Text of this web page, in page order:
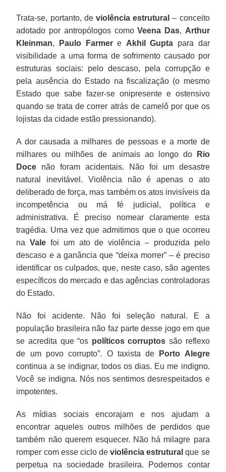
Trata-se, portanto, de violência estrutural – conceito
adotado por antropólogos comoVeena Das, Arthur
Kleinman, Paulo Farmere Akhil Gupta para dar
visibilidade a uma forma de sofrimento causado por
estruturas sociais: pelo descaso, pela corrupção e
pela ausência do Estado na fiscalização (o mesmo
Estado que sabe fazer-se onipresente e ostensivo
quando se trata de correr atrás de camelô por que os
lojistas da cidade estão pressionando).
A dor causada a milhares de pessoas e a morte de
milhares ou milhões de animais ao longo do
Rio
Doce não foram acidentais. Não foi um desastre
natural inevitável. Violência não é apenas o ato
deliberado de força, mas também os atos invisíveis da
incompetência ou má fé judicial, política e
administrativa. É preciso nomear claramente esta
tragédia. Uma vez que admitimos que o que ocorreu
naVale foi um ato de violência – produzida pelo
descaso e a ganância que “deixa morrer” – é preciso
identificar os culpados, que, neste caso, são agentes
específicos do mercado e das agências controladoras
do Estado.
Não foi acidente. Não foi seleção natural. E a
população brasileira não faz parte desse jogo em que
se acredita que “os políticos corruptos são reflexo
de um povo corrupto”. O taxista de Porto Alegre
continua a se indignar, todos os dias. Eu me indigno.
Você se indigna. Nós nos sentimos desrespeitados e
impotentes.
As mídias sociais encorajam e nos ajudam a
encontrar aqueles outros milhões de perdidos que
também não querem esquecer. Não há milagre para
romper com esse ciclo deviolência estrutural que se
perpetua na sociedade brasileira. Podemos contar